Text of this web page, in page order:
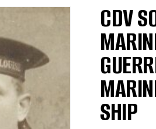
CDV
SHIP